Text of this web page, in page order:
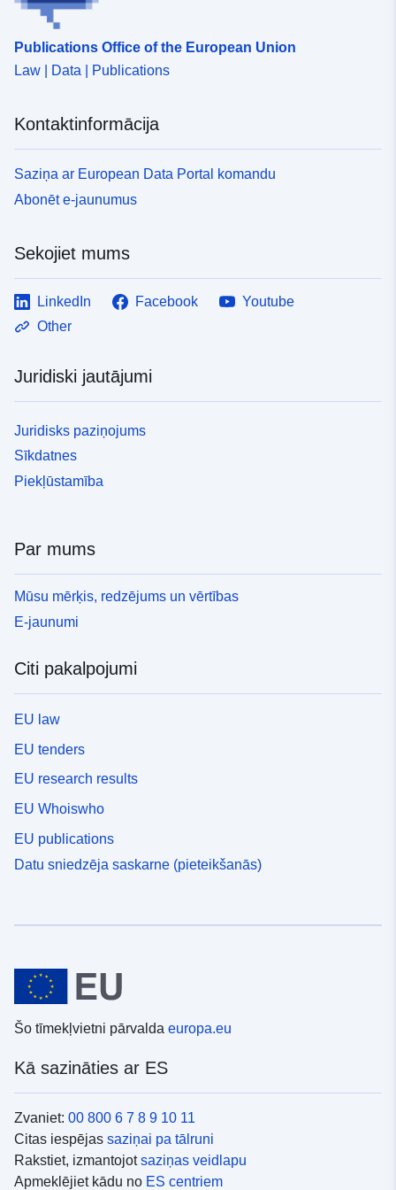
Publications Office of the European Union
Law | Data | Publications
Kontaktinformācija
Saziņa ar European Data Portal komandu
Abonēt e-jaunumus
Sekojiet mums
LinkedIn Facebook
Youtube
Other
Juridiski jautājumi
Juridisks paziņojums
Sīkdatnes
Piekļūstamība
Par mums
Mūsu mērķis, redzējums un vērtības
E-jaunumi
Citi pakalpojumi
EU law
EU tenders
EU research results
EU Whoiswho
EU publications
Datu sniedzēja saskarne (pieteikšanās)
Šo tīmekļvietni pārvalda europa.eu
Kā sazināties ar ES
Zvaniet: 00 800 6 7 8 9 10 11
Citas iespējas saziņai pa tālruni
Rakstiet, izmantojotsaziņas veidlapu
Apmeklējiet kādu no ES centriem